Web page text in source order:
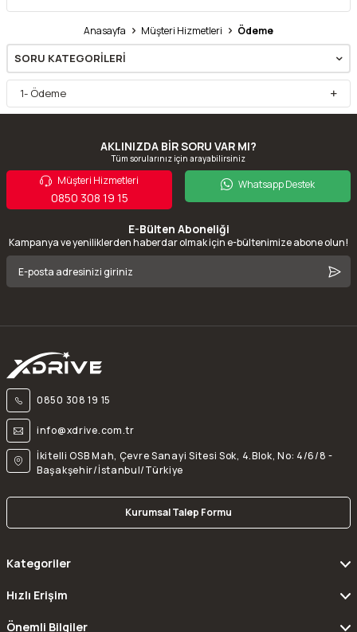
Anasayfa Müşteri Hizmetleri Ödeme
SORU KATEGORILERI
1- Ödeme
AKLINIZDA BİR SORU VAR MI?
Tüm sorularınız için arayabilirsiniz
Müşteri Hizmetleri
0850 308 19 15
Whatsapp Destek
E-Bülten Aboneliği
Kampanya ve yeniliklerden haberdar olmak için e-bültenimize abone olun!
0850 308 19 15
info@xdrive.com.tr
İkitelli OSB Mah, Çevre Sanayi Sitesi Sok, 4.Blok, No: 4/6/8 -
Başakşehir/İstanbul/Türkiye
Kurumsal Talep Formu
Kategoriler
Hızlı Erişim
Önemli Bilgiler